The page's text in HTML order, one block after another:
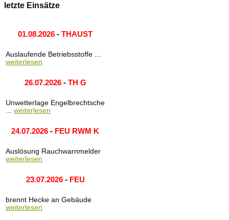
letzte Einsätze
01.08.2026 - THAUST
Auslaufende Betriebsstoffe ...
weiterlesen
26.07.2026- TH G
Unwetterlage Engelbrechtsche
... weiterlesen
24.07.2026 - FEU RWM K
Auslösung Rauchwarnmelder
weiterlesen
23.07.2026- FEU
brennt Hecke an Gebäude
weiterlesen